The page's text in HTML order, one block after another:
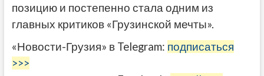
позицию и постепенно стала одним из
главных критиков «Грузинской мечты».
«Новости-Грузия» в Telegram: подписаться
>>>